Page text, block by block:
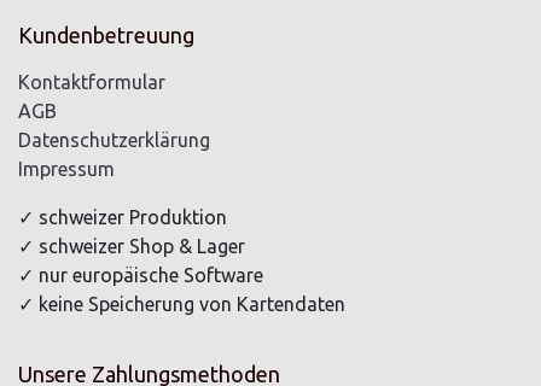
Kundenbetreuung
Kontaktformular
AGB
Datenschutzerklärung
Impressum
✓ schweizer Produktion
✓ schweizer Shop & Lager
✓ nur europäische Software
✓ keine Speicherung von Kartendaten
Unsere Zahlungsmethoden